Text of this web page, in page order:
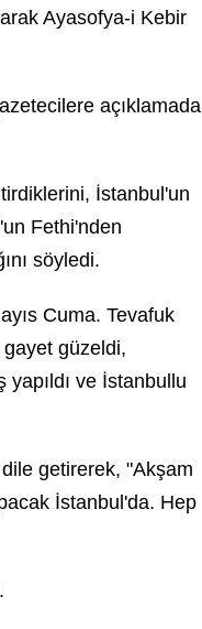
Ayasofya-i Kebir
açıklamada
İstanbul'un
Fethi'nden
söyledi.
Cuma. Tevafuk
gayet güzeldi,
ve İstanbullu
getirerek, "Akşam
İstanbul'da. Hep